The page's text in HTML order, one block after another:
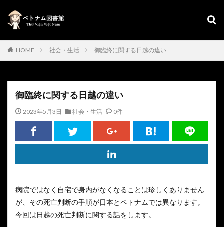
HOME 社会・生活 御臨終に関する日越の違い
御臨終に関する日越の違い
2023年5月3日 社会・生活 0件
病院ではなく自宅で身内がなくなることは珍しくありません
が、その死亡判断の手順が日本とベトナムでは異なります。
今回は日越の死亡判断に関する話をします。